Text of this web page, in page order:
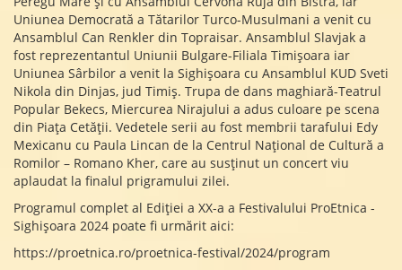
Uniunea Democrată a Tătarilor Turco-Musulmani a venit cu
Ansamblul Can Renkler din Topraisar. Ansamblul Slavjak a
fost reprezentantul Uniunii Bulgare-Filiala Timișoara iar
Uniunea Sârbilor a venit la Sighișoara cu Ansamblul KUD Sveti
Nikola din Dinjas, jud Timiș. Trupa de dans maghiară-Teatrul
Popular Bekecs, Miercurea Nirajului a adus culoare pe scena
din Piața Cetății. Vedetele serii au fost membrii tarafului Edy
Mexicanu cu Paula Lincan de la Centrul Național de Cultură a
Romilor – Romano Kher, care au susținut un concert viu
aplaudat la finalul prigramului zilei.
Programul complet al Ediției a XX-a a Festivalului ProEtnica -
Sighișoara 2024 poate fi urmărit aici:
https://proetnica.ro/proetnica-festival/2024/program